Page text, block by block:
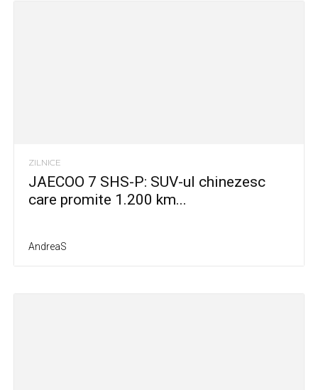
ZILNICE
JAECOO 7 SHS-P: SUV-ul chinezesc
care promite 1.200 km...
AndreaS